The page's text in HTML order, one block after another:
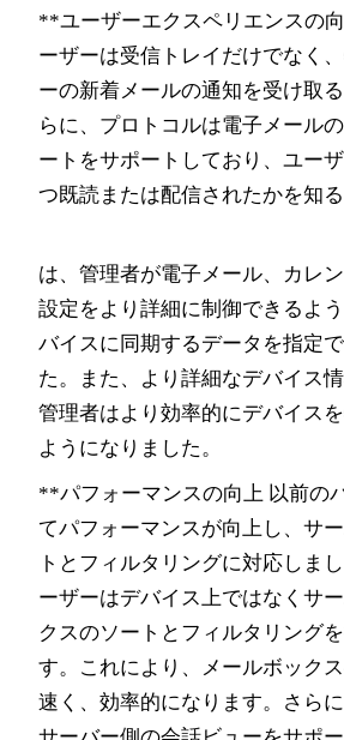
**ユーザーエクスペリエンスの
ーザーは受信トレイだけでなく
ーの新着メールの通知を受け取
らに、プロトコルは電子メール
ートをサポートしており、ユー
つ既読または配信されたかを知る
は、管理者が電子メール、カレ
設定をより詳細に制御できるよ
バイスに同期するデータを指定
た。また、より詳細なデバイス
管理者はより効率的にデバイス
ようになりました。
**パフォーマンスの向上 以前の
てパフォーマンスが向上し、サ
トとフィルタリングに対応しま
ーザーはデバイス上ではなくサ
クスのソートとフィルタリング
す。これにより、メールボック
速く、効率的になります。さら